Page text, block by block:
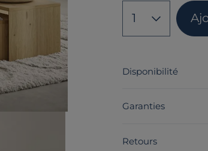
1
Disponibilité
Garanties
Retours